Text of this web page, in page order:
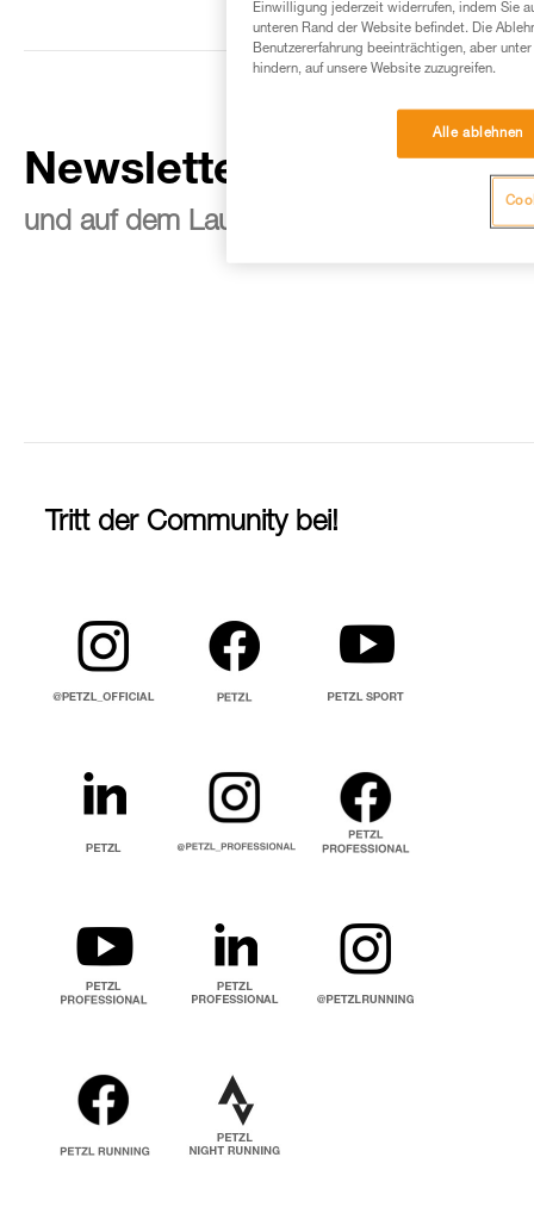
Newsletter abonnieren
und auf dem Laufenden bleiben
Tritt der Community bei!
Einwilligung jederzeit widerrufen, indem Sie
unteren Rand der Website befindet. Die
Benutzererfahrung beeinträchtigen, aber
hindern, auf unsere Website zuzugreifen.
Alle ablehnen